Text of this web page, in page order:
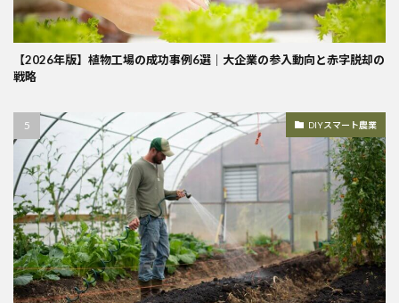
【2026年版】植物工場の成功事例6選｜大企業の参入動向と赤字脱却の
戦略
DIYスマート農業